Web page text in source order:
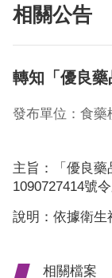
相關公告
轉知「優良
發布單位：食藥
主旨：「優良藥
1090727414號
說明：依據衛生
相關檔案